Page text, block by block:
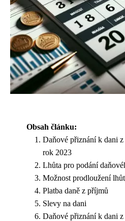
Obsah článku:
Daňové přiznání k dani
rok 2023
Lhůta pro podání
Možnost prodloužení
Platba daně z příjmů
Slevy na dani
Daňové přiznání k dani